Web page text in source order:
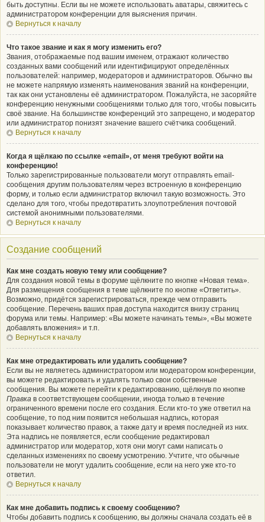
быть доступны. Если вы не можете использовать аватары, свяжитесь с
администратором конференции для выяснения причин.
Вернуться к началу
Что такое звание и как я могу изменить его?
Звания, отображаемые под вашим именем, отражают количество
созданных вами сообщений или идентифицируют определённых
пользователей: например, модераторов и администраторов. Обычно вы
не можете напрямую изменять наименования званий на конференции,
так как они установлены её администратором. Пожалуйста, не засоряйте
конференцию ненужными сообщениями только для того, чтобы повысить
своё звание. На большинстве конференций это запрещено, и модератор
или администратор понизят значение вашего счётчика сообщений.
Вернуться к началу
Когда я щёлкаю по ссылке «email», от меня требуют войти на
конференцию!
Только зарегистрированные пользователи могут отправлять email-
сообщения другим пользователям через встроенную в конференцию
форму, и только если администратор включил такую возможность. Это
сделано для того, чтобы предотвратить злоупотребления почтовой
системой анонимными пользователями.
Вернуться к началу
Создание сообщений
Как мне создать новую тему или сообщение?
Для создания новой темы в форуме щёлкните по кнопке «Новая тема».
Для размещения сообщения в теме щёлкните по кнопке «Ответить».
Возможно, придётся зарегистрироваться, прежде чем отправить
сообщение. Перечень ваших прав доступа находится внизу страниц
форума или темы. Например: «Вы можете начинать темы», «Вы можете
добавлять вложения» и т.п.
Вернуться к началу
Как мне отредактировать или удалить сообщение?
Если вы не являетесь администратором или модератором конференции,
вы можете редактировать и удалять только свои собственные
сообщения. Вы можете перейти к редактированию, щёлкнув по кнопке
Правка в соответствующем сообщении, иногда только в течение
ограниченного времени после его создания. Если кто-то уже ответил на
сообщение, то под ним появится небольшая надпись, которая
показывает количество правок, а также дату и время последней из них.
Эта надпись не появляется, если сообщение редактировал
администратор или модератор, хотя они могут сами написать о
сделанных изменениях по своему усмотрению. Учтите, что обычные
пользователи не могут удалить сообщение, если на него уже кто-то
ответил.
Вернуться к началу
Как мне добавить подпись к своему сообщению?
Чтобы добавить подпись к сообщению, вы должны сначала создать её в